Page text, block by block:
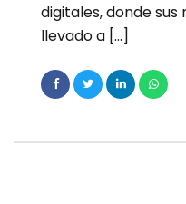
digitales, donde
llevado a […]